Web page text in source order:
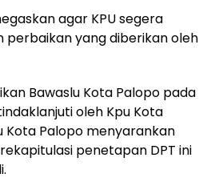
agar KPU segera
perbaikan yang diberikan oleh
Bawaslu Kota Palopo pada
oleh Kpu Kota
Kota Palopo menyarankan
penetapan DPT ini